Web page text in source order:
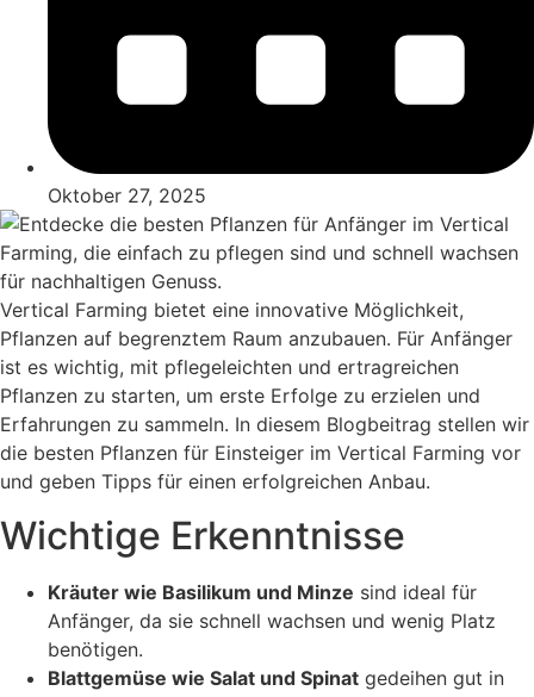
Oktober 27, 2025
Vertical Farming bietet eine innovative Möglichkeit,
Pflanzen auf begrenztem Raum anzubauen. Für Anfänger
ist es wichtig, mit pflegeleichten und ertragreichen
Pflanzen zu starten, um erste Erfolge zu erzielen und
Erfahrungen zu sammeln. In diesem Blogbeitrag stellen wir
die besten Pflanzen für Einsteiger im Vertical Farming vor
und geben Tipps für einen erfolgreichen Anbau.
Wichtige Erkenntnisse
Kräuter wie Basilikum und Minze sind ideal für
Anfänger, da sie schnell wachsen und wenig Platz
benötigen.
Blattgemüse wie Salat und Spinat gedeihen gut in